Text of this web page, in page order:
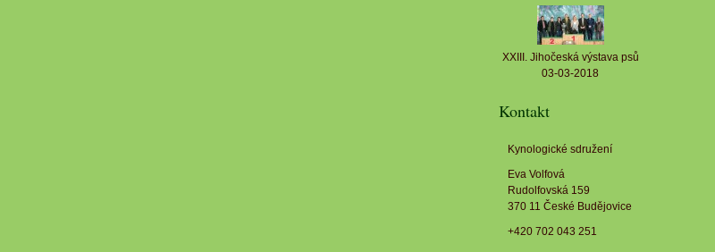
XXIII. Jihočeská výstava psů
03-03-2018
Kontakt
Kynologické sdružení
Eva Volfová
Rudolfovská 159
370 11 České Budějovice
+420 702 043 251